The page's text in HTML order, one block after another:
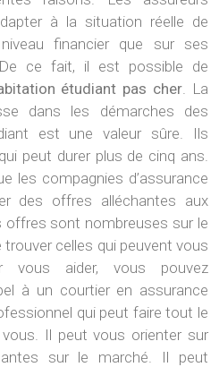
à la situation réelle de
financier que sur ses
ce fait, il est possible de
étudiant pas cher. La
dans les démarches des
est une valeur sûre. Ils
peut durer plus de cinq ans.
les compagnies d’assurance
des offres alléchantes aux
offres sont nombreuses sur le
celles qui peuvent vous
vous aider, vous pouvez
à un courtier en assurance
qui peut faire tout le
Il peut vous orienter sur
sur le marché. Il peut